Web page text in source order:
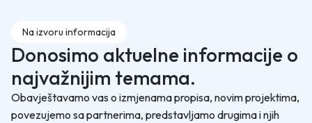
Na izvoru informacija
Donosimo aktuelne informacije o
najvažnijim temama.
Obavještavamo vas o izmjenama propisa, novim projektima,
povezujemo sa partnerima, predstavljamo drugima i njih